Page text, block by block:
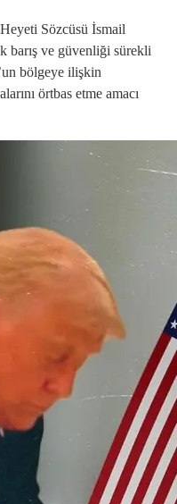
Sözcüsü İsmail
barış ve güvenliği sürekli
bölgeye ilişkin
örtbas etme amacı